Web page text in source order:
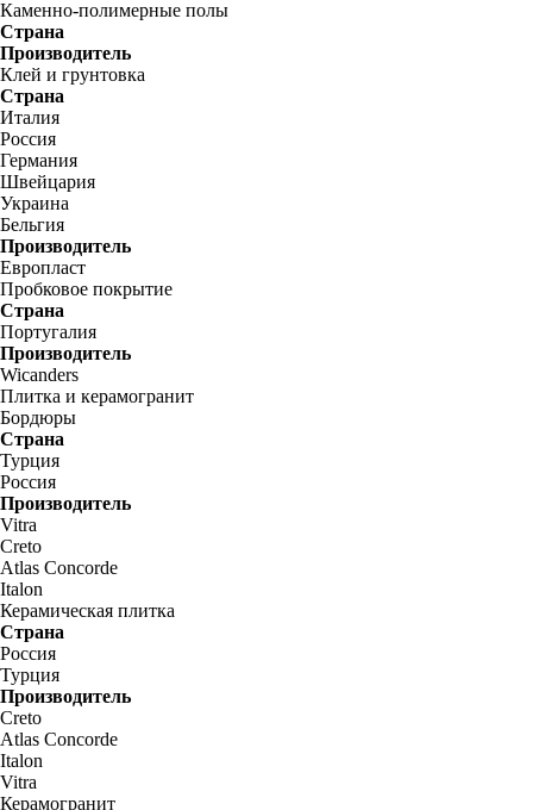
Каменно-полимерные полы
Страна
Производитель
Клей и грунтовка
Страна
Италия
Россия
Германия
Швейцария
Украина
Бельгия
Производитель
Европласт
Пробковое покрытие
Страна
Португалия
Производитель
Wicanders
Плитка и керамогранит
Бордюры
Страна
Турция
Россия
Производитель
Vitra
Creto
Atlas Concorde
Italon
Керамическая плитка
Страна
Россия
Турция
Производитель
Creto
Atlas Concorde
Italon
Vitra
Керамогранит